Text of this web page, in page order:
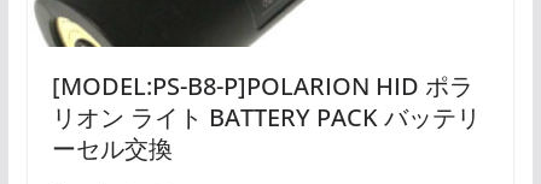
[MODEL:PS-B8-P]POLARION HID ポラ
リオン ライト BATTERY PACK バッテリ
ーセル交換